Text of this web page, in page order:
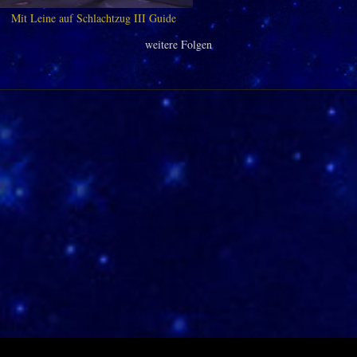
Mit Leine auf Schlachtzug III Guide
weitere Folgen